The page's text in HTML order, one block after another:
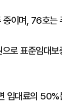
이며, 76호는
표준임대보
임대료의